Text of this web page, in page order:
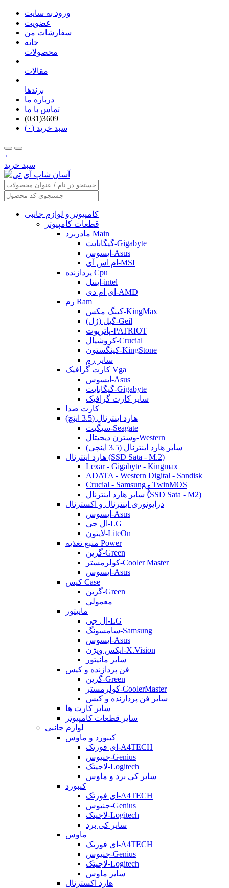
ورود به سایت
عضویت
سفارشات من
خانه
محصولات
مقالات
برندها
درباره ما
تماس با ما
(031)3609
سبد خرید (۰)
۰
سبد خرید
کامپیوتر و لوازم جانبی
قطعات کامپیوتر
مادربرد Main
گیگابایت-Gigabyte
ایسوس-Asus
ام اس آی-MSI
پردازنده Cpu
اینتل-intel
ای ام دی-AMD
رم Ram
کینگ مکس-KingMax
گیل (ژل)-Geil
پاتریوت-PATRIOT
کروشیال-Crucial
کینگستون-KingStone
سایر رم
کارت گرافیک Vga
ایسوس-Asus
گیگابایت-Gigabyte
سایر کارت گرافیک
کارت صدا
هارد اینترنال (3.5 اینچ)
سیگیت-Seagate
وسترن دیجیتال-Western
سایر هارد اینترنال (3.5 اینچی)
هارد اینترنال (SSD Sata - M.2)
Lexar - Gigabyte - Kingmax
ADATA - Western Digital - Sandisk
Crucial - Samsung - TwinMOS
سایر هارد اینترنال (ُُُِSSD Sata - M2)
درایونوری اینترنال و اکسترنال
ایسوس-Asus
ال جی-LG
لایتون-LiteOn
منبع تغذیه Power
گرین-Green
کولرمستر-Cooler Master
ایسوس-Asus
کیس Case
گرین-Green
معمولی
مانیتور
ال جی-LG
سامسونگ-Samsung
ایسوس-Asus
ایکس ویژن-X.Vision
سایر مانیتور
فن پردازنده و کیس
گرین-Green
کولرمستر-CoolerMaster
سایر فن پردازنده و کیس
سایر کارت ها
سایر قطعات کامپیوتر
لوازم جانبی
کیبورد و ماوس
ای فورتک-A4TECH
جنیوس-Genius
لاجیتک-Logitech
سایر کی برد و ماوس
کیبورد
ای فورتک-A4TECH
جنیوس-Genius
لاجیتک-Logitech
سایر کی برد
ماوس
ای فورتک-A4TECH
جنیوس-Genius
لاجیتک-Logitech
سایر ماوس
هارد اکسترنال